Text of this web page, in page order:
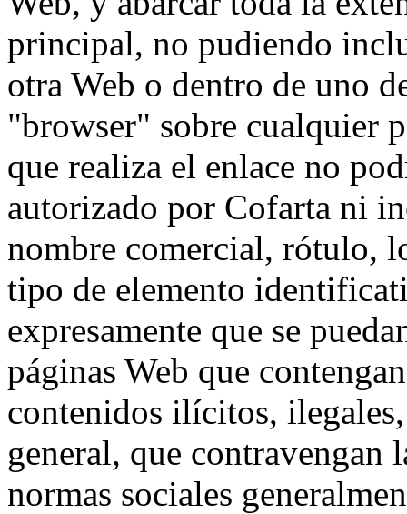
principal, no pudiendo
otra Web o dentro de uno
"browser" sobre cualquier
que realiza el enlace no
autorizado por Cofarta ni
nombre comercial, rótulo,
tipo de elemento
expresamente que se
páginas Web que
contenidos ilícitos,
general, que
normas sociales